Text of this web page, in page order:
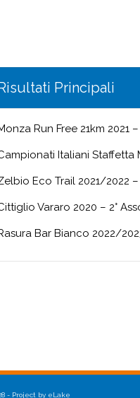
Principali
Run Free 21km 2021
Italiani Staffetta
Eco Trail 2021/2022 –
Vararo 2020 – 2°
Bar Bianco 2022/
- Project by eLake